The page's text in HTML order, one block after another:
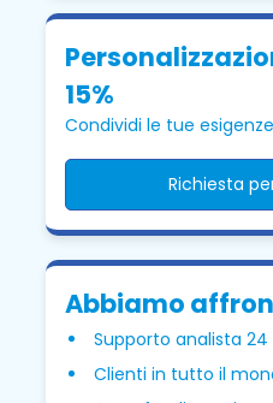
15%
Condividi le tue esigenze
Richiesta
Abbiamo
Supporto analista 24
Clienti in tutto il